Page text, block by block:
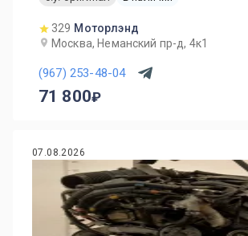
329 Моторлэнд
Москва, Неманский пр-д, 4к1
(967) 253-48-04
71 800
07.08.2026